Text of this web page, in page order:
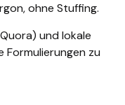
ohne Stuffing.
und lokale
zu